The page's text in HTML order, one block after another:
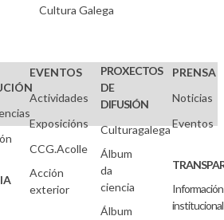
Cultura Galega
EVENTOS
Actividades
Exposicións
CCG.Acolle
Acción
exterior
PROXECTOS
DE
DIFUSIÓN
Culturagalega
Álbum
da
ciencia
Álbum
PRENSA
Noticias
Eventos
Información
institucional